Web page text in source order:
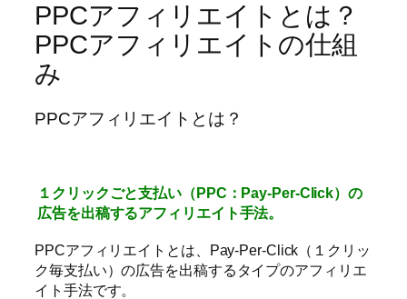
PPCアフィリエイトとは？
PPCアフィリエイトの仕組
み
PPCアフィリエイトとは？
１クリックごと支払い（PPC：Pay-Per-Click）の
広告を出稿するアフィリエイト手法。
PPCアフィリエイトとは、Pay-Per-Click（１クリッ
ク毎支払い）の広告を出稿するタイプのアフィリエ
イト手法です。